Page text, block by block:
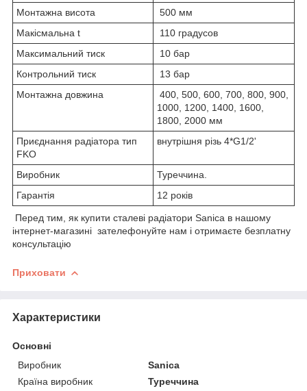
Монтажна висота
500 мм
Макісмальна t
110 градусов
Максимальний тиск
10 бар
Контрольний тиск
13 бар
Монтажна довжина
400, 500, 600, 700, 800, 900,
1000, 1200, 1400, 1600,
1800, 2000 мм
Приєднання радіатора тип
FKO
внутрішня різь 4*G1/2'
Виробник
Туреччина.
Гарантія
12 років
Перед тим, як купити сталеві радіатори Sanica в нашому
інтернет-магазині зателефонуйте нам і отримаєте безплатну
консультацію
Приховати
Характеристики
Основні
Виробник
Sanica
Країна виробник
Туреччина